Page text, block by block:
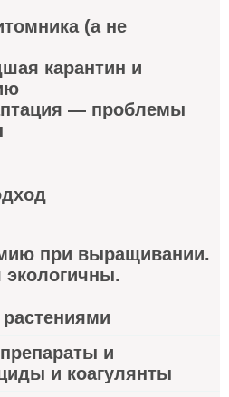
(а не
карантин и
— проблемы
при выращивании.
и
и коагулянты